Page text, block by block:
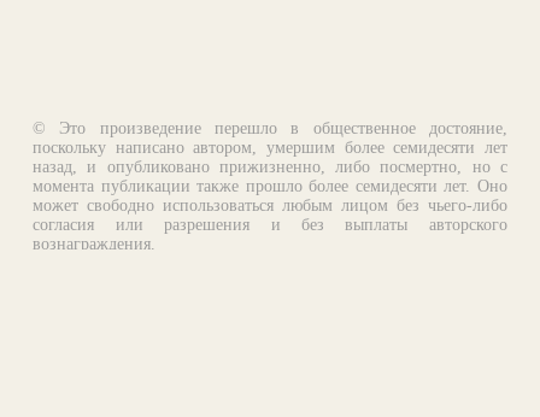
© Это произведение перешло в общественное достояние,
поскольку написано автором, умершим более семидесяти лет
назад, и опубликовано прижизненно, либо посмертно, но с
момента публикации также прошло более семидесяти лет. Оно
может свободно использоваться любым лицом без чьего-либо
согласия или разрешения и без выплаты авторского
вознаграждения.